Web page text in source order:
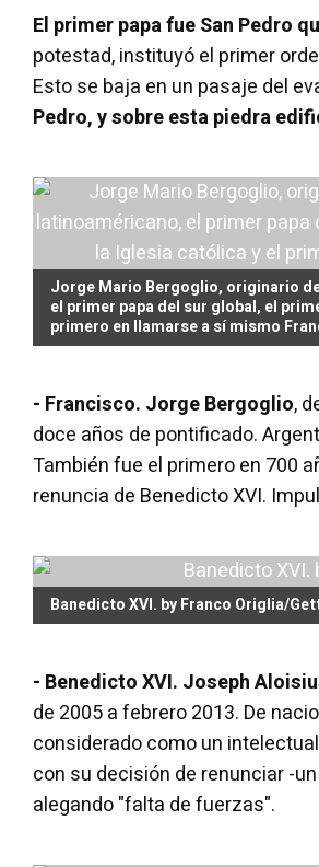
El primer papa fue San Pedro
potestad, instituyó el primer
Esto se baja en un pasaje del
Pedro, y sobre esta piedra
Jorge Mario Bergoglio, originario
el primer papa del sur global, el
primero en llamarse a sí mismo
- Francisco. Jorge Bergoglio,
doce años de pontificado.
También fue el primero en 700
renuncia de Benedicto XVI.
Banedicto XVI. by Franco Origlia/
- Benedicto XVI. Joseph
de 2005 a febrero 2013. De
considerado como un
con su decisión de renunciar -
alegando "falta de fuerzas".